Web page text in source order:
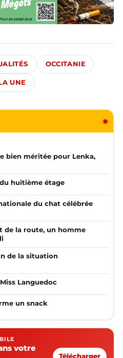
OCCITANIE
UNE
bien méritée pour Lenka,
huitième étage
du chat célébrée
de la route, un homme
de la situation
Languedoc
un snack
votre
Télécharger